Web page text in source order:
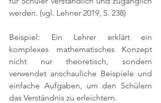
werden. (vgl. Lehner 2019, S. 238)
Beispiel: Ein Lehrer erklärt ein
komplexes mathematisches Konzept
nicht nur theoretisch, sondern
verwendet anschauliche Beispiele und
einfache Aufgaben, um den Schülern
das Verständnis zu erleichtern.